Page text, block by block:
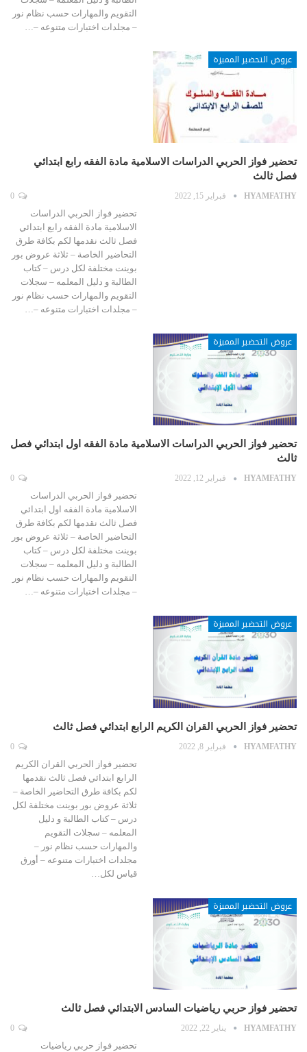
التقويم والمهارات حسب نظام نور
– مجلدات اختبارات متنوعه –…
عروض التحضير المميزة
تحضير فواز الحربي الدراسات الاسلامية مادة الفقه رابع ابتدائي
فصل ثالث
HYAMFATHY فبراير 15, 2022
تحضير فواز الحربي الدراسات
الاسلامية مادة الفقه رابع ابتدائي
فصل ثالث نقدمها لكم بكافة طرق
التحاضير الخاصة – ثلاثة عروض بور
بوينت مختلفة لكل درس – كتاب
الطالبة و دليل المعلمه – سجلات
التقويم والمهارات حسب نظام نور
– مجلدات اختبارات متنوعه –…
عروض التحضير المميزة
تحضير فواز الحربي الدراسات الاسلامية مادة الفقه اول ابتدائي فصل
ثالث
HYAMFATHY فبراير 12, 2022
تحضير فواز الحربي الدراسات
الاسلامية مادة الفقه اول ابتدائي
فصل ثالث نقدمها لكم بكافة طرق
التحاضير الخاصة – ثلاثة عروض بور
بوينت مختلفة لكل درس – كتاب
الطالبة و دليل المعلمه – سجلات
التقويم والمهارات حسب نظام نور
– مجلدات اختبارات متنوعه –…
عروض التحضير المميزة
تحضير فواز الحربي القران الكريم الرابع ابتدائي فصل ثالث
HYAMFATHY فبراير 8, 2022
تحضير فواز الحربي القران الكريم
الرابع ابتدائي فصل ثالث نقدمها
لكم بكافة طرق التحاضير الخاصة –
ثلاثة عروض بور بوينت مختلفة لكل
درس – كتاب الطالبة و دليل
المعلمه – سجلات التقويم
والمهارات حسب نظام نور –
مجلدات اختبارات متنوعه – أورق
قياس لكل…
عروض التحضير المميزة
تحضير فواز حربي رياضيات السادس الابتدائي فصل ثالث
HYAMFATHY يناير 22, 2022
تحضير فواز حربي رياضيات